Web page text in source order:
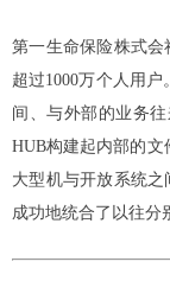
第一生命保险株式
超过1000万个人用
间、与外部的业务
HUB构建起内部的文
大型机与开放系统
成功地统合了以往分